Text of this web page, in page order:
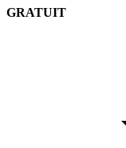
GRATUIT